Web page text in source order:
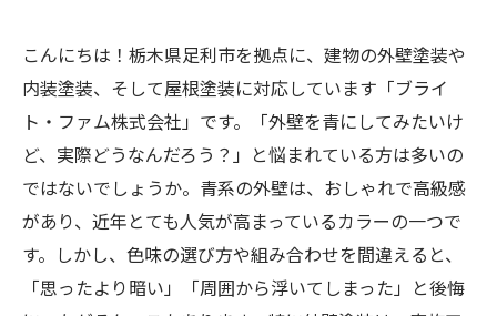
こんにちは！栃木県足利市を拠点に、建物の外壁塗装や
内装塗装、そして屋根塗装に対応しています「ブライ
ト・ファム株式会社」です。「外壁を青にしてみたいけ
ど、実際どうなんだろう？」と悩まれている方は多いの
ではないでしょうか。青系の外壁は、おしゃれで高級感
があり、近年とても人気が高まっているカラーの一つで
す。しかし、色味の選び方や組み合わせを間違えると、
「思ったより暗い」「周囲から浮いてしまった」と後悔